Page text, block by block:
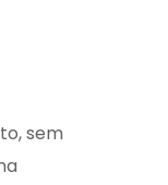
sem